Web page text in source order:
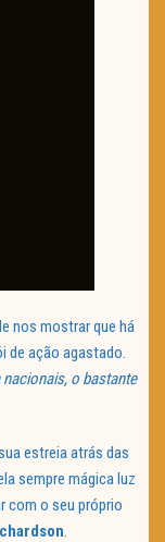
nos mostrar que há
de ação agastado.
o bastante
estreia atrás das
sempre mágica luz
com o seu próprio
.